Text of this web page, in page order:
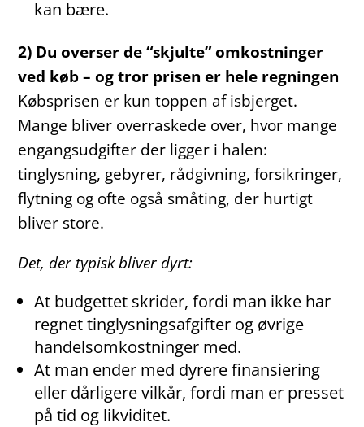
kan bære.
2) Du overser de “skjulte” omkostninger
ved køb – og tror prisen er hele regningen
Købsprisen er kun toppen af isbjerget.
Mange bliver overraskede over, hvor mange
engangsudgifter der ligger i halen:
tinglysning, gebyrer, rådgivning, forsikringer,
flytning og ofte også småting, der hurtigt
bliver store.
Det, der typisk bliver dyrt:
At budgettet skrider, fordi man ikke har
regnet tinglysningsafgifter og øvrige
handelsomkostninger med.
At man ender med dyrere finansiering
eller dårligere vilkår, fordi man er presset
på tid og likviditet.